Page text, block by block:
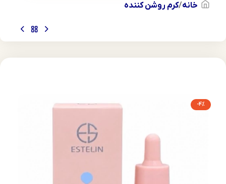
خانه کرم روشن کننده
-4%